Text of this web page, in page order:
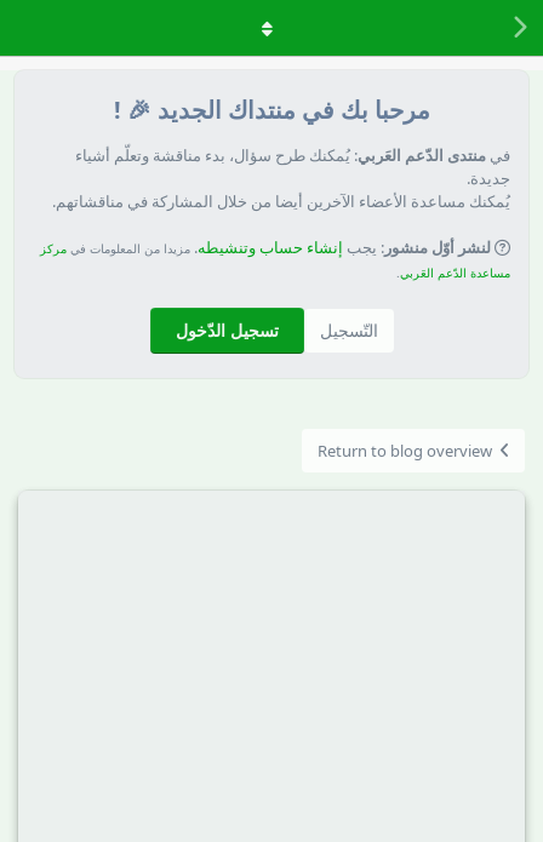
مرحبا بك في منتداك الجديد 🎉 !
في منتدى الدّعم العَربي: يُمكنك طرح سؤال، بدء مناقشة وتعلّم أشياء
جديدة.
يُمكنك مساعدة الأعضاء الآخرين أيضا من خلال المشاركة في مناقشاتهم.
لنشر أوّل منشور : يجب إنشاء حساب وتنشيطه. مزيدا من المعلومات في مركز
مساعدة الدّعم العَربي.
التّسجيل تسجيل الدّخول
Return to blog overview